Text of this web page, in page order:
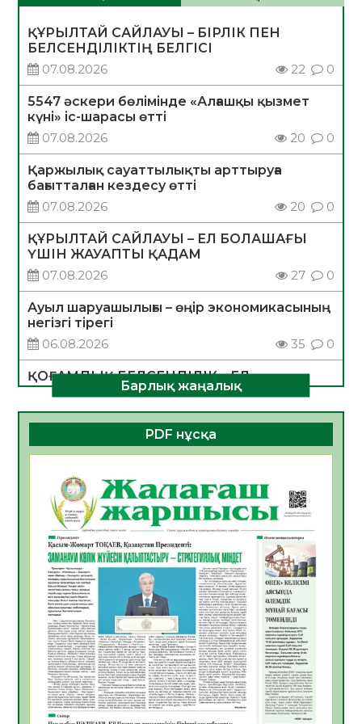
ҚҰРЫЛТАЙ САЙЛАУЫ – БІРЛІК ПЕН
БЕЛСЕНДІЛІКТІҢ БЕЛГІСІ
07.08.2026
22 0
5547 әскери бөлімінде «Алғашқы қызмет
күні» іс-шарасы өтті
07.08.2026
20 0
Қаржылық сауаттылықты арттыруға
бағытталған кездесу өтті
07.08.2026
20 0
ҚҰРЫЛТАЙ САЙЛАУЫ – ЕЛ БОЛАШАҒЫ
ҮШІН ЖАУАПТЫ ҚАДАМ
07.08.2026
27 0
Ауыл шаруашылығы – өңір экономикасының
негізгі тірегі
06.08.2026
35 0
ҚОҒАМДЫҚ БЕЛСЕНДІЛІК – ЕЛ
ДАМУЫНЫҢ НЕГІЗІ
06.08.2026
32 0
ҚҰРЫЛТАЙ САЙЛАУЫ – БОЛАШАҚҚА
06.08.2026
Инфекциялық ауруларға қарсы иммундау
жұмыстарының тиімділігі
06.08.2026
36
Көкжөтел ауруы туралы
06.08.2026
33
АПВ вакцинасы туралы мәлімет
06.08.2026
33
Open Air: Қызылорда облысы полиция
департаменті 20 мыңнан астам
көрерменнің қауіпсіздігін қамтамасыз етті
Барлық жаңалық
PDF нұсқа